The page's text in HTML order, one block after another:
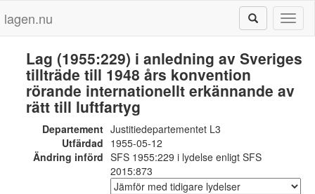
lagen.nu
Lag (1955:229) i anledning av Sveriges
tillträde till 1948 års konvention
rörande internationellt erkännande av
rätt till luftfartyg
Departement Justitiedepartementet L3
Utfärdad 1955-05-12
Ändring införd SFS 1955:229 i lydelse enligt SFS
2015:873